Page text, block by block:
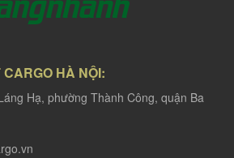
HÀ NỘI:
Hạ, phường Thành Công, quận Ba